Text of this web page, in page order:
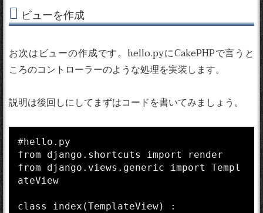
ビューを作成
お次はビューの作成です。hello.pyにCakePHPで言うと
ころのコントローラーのような処理を実装します。
説明は後回しにしてまずはコードを書いてみましょう。
#hello.py
from django.shortcuts import render
from django.views.generic import Templ
ateView
class index(TemplateView) :